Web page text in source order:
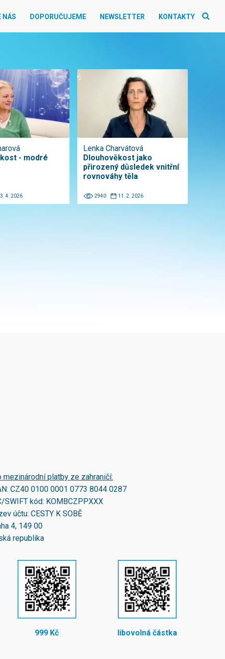
NÁS DOPORUČUJEME NEWSLETTER KONTAKTY
- modré
3. 4. 2026
Lenka Charvátová
Dlouhověkost jako
přirozený důsledek vnitřní
rovnováhy těla
2940 11. 2. 2026
mezinárodní platby ze zahraničí:
CZ40 0100 0001 0773 8044 0287
SWIFT kód: KOMBCZPPXXX
účtu: CESTY K SOBĚ
4, 149 00
republika
999 Kč libovolná částka